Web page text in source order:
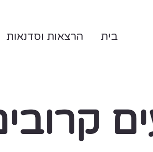
בית הרצאות וסדנאות